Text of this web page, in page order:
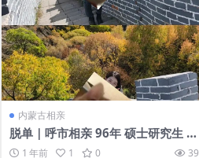
内蒙古相亲
脱单｜呼市相亲 96年 硕士研究生 国
企 未婚 年收入10w+ 优质单身女生
1 年前 1 0 39